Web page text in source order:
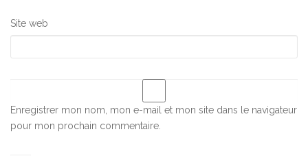
Site web
Enregistrer mon nom, mon e-mail et mon site dans le navigateur
pour mon prochain commentaire.